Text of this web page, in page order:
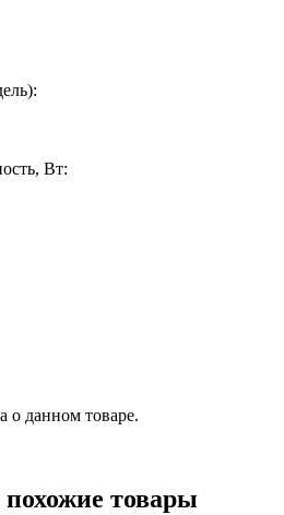
Вт:
о данном товаре.
товары